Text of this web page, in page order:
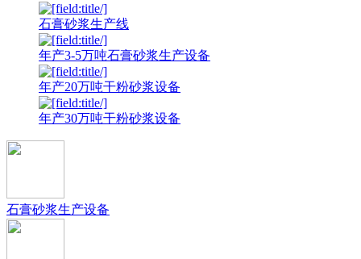
石膏砂浆生产线
年产3-5万吨石膏砂浆生产设备
年产20万吨干粉砂浆设备
年产30万吨干粉砂浆设备
石膏砂浆生产设备